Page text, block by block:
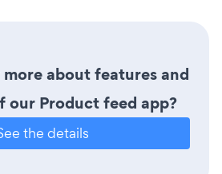
about features and
our Product feed app?
the details